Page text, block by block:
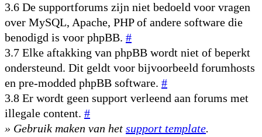
3.6 De supportforums zijn niet bedoeld voor vragen
over MySQL, Apache, PHP of andere software die
benodigd is voor phpBB. #
3.7 Elke aftakking van phpBB wordt niet of beperkt
ondersteund. Dit geldt voor bijvoorbeeld forumhosts
en pre-modded phpBB software. #
3.8 Er wordt geen support verleend aan forums met
illegale content. #
» Gebruik maken van het support template.